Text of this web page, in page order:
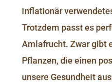
inflationär
Trotzdem passt es
Amlafrucht. Zwar gibt
Pflanzen, die einen
unsere Gesundheit